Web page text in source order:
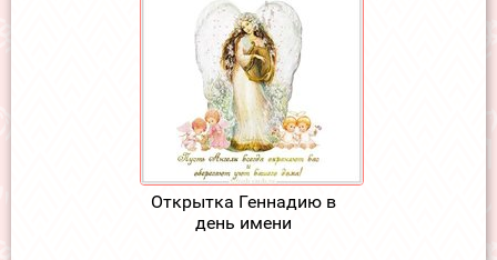
Открытка Геннадию в
день имени